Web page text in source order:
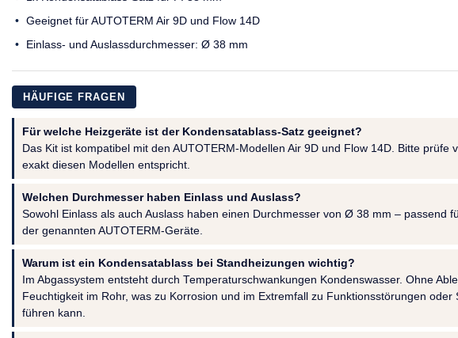
Geeignet für AUTOTERM Air 9D und Flow 14D
Einlass- und Auslassdurchmesser: Ø 38 mm
HÄUFIGE FRAGEN
Für welche Heizgeräte ist der Kondensatablass-Satz geeignet?
Das Kit ist kompatibel mit den AUTOTERM-Modellen Air 9D und Flow 14D. Bitte prüfe
exakt diesen Modellen entspricht.
Welchen Durchmesser haben Einlass und Auslass?
Sowohl Einlass als auch Auslass haben einen Durchmesser von Ø 38 mm – passend
der genannten AUTOTERM-Geräte.
Warum ist ein Kondensatablass bei Standheizungen wichtig?
Im Abgassystem entsteht durch Temperaturschwankungen Kondenswasser. Ohne
Feuchtigkeit im Rohr, was zu Korrosion und im Extremfall zu Funktionsstörungen oder
führen kann.